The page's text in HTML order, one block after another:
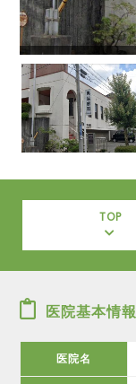
TOP
医院基本情報
医院名